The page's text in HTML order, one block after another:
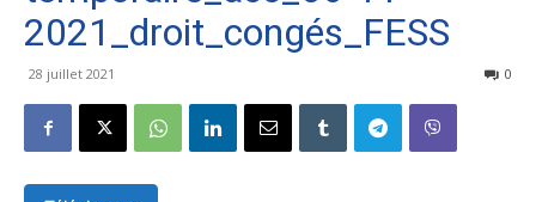
2021_droit_congés_FESS
28 juillet 2021 0